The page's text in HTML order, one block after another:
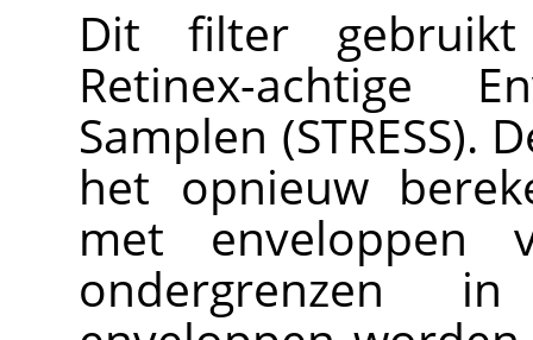
Dit filter
Retinex-achtige
Samplen
het opnieuw
met enveloppen
ondergrenzen